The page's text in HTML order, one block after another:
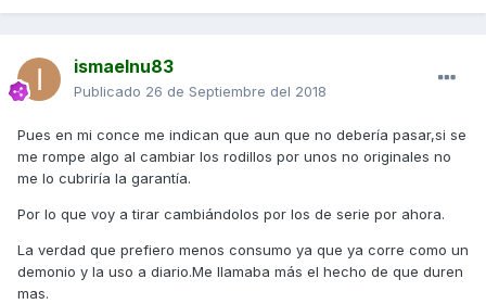
ismaelnu83
Publicado 26 de Septiembre del 2018
Pues en mi conce me indican que aun que no debería pasar,si se
me rompe algo al cambiar los rodillos por unos no originales no
me lo cubriría la garantía.
Por lo que voy a tirar cambiándolos por los de serie por ahora.
La verdad que prefiero menos consumo ya que ya corre como un
demonio y la uso a diario.Me llamaba más el hecho de que duren
mas.